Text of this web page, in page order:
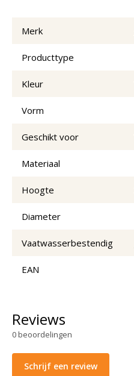
Merk
Producttype
Kleur
Vorm
Geschikt voor
Materiaal
Hoogte
Diameter
Vaatwasserbestendig
EAN
Reviews
0beoordelingen
Schrijf een review